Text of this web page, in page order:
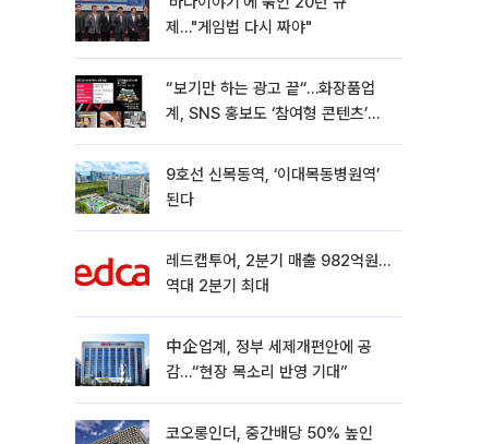
제…"게임법 다시 짜야"
“보기만 하는 광고 끝“…화장품업
계, SNS 홍보도 ‘참여형 콘텐츠’로
9호선 신목동역, ‘이대목동병원역’
된다
레드캡투어, 2분기 매출 982억원…
역대 2분기 최대
中企업계, 정부 세제개편안에 공
감…“현장 목소리 반영 기대”
코오롱인더, 중간배당 50% 높인